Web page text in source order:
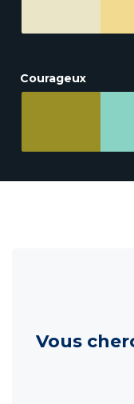
Courageux
Vous